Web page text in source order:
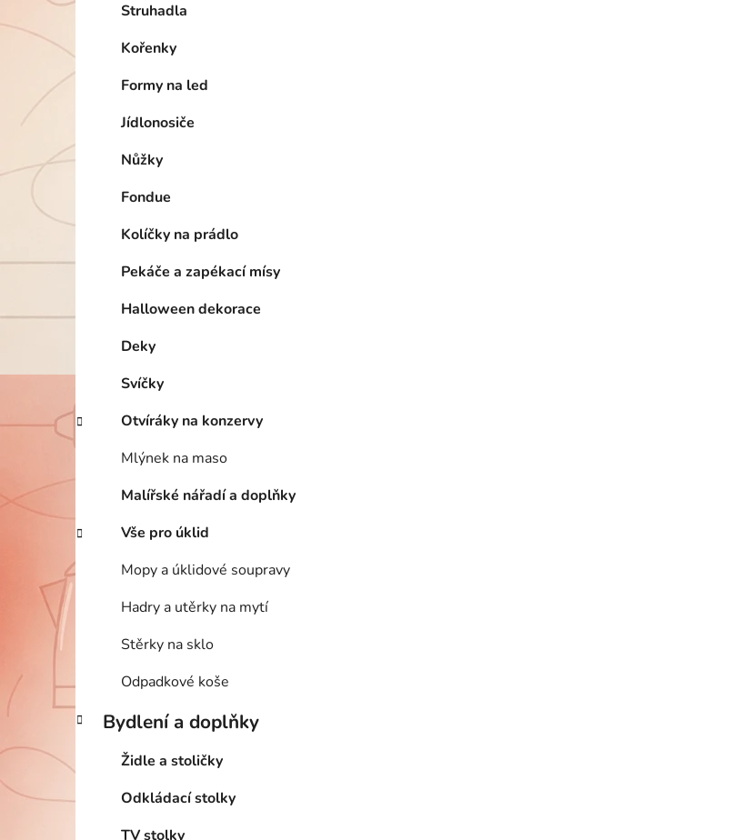
Struhadla
Kořenky
Formy na led
Jídlonosiče
Nůžky
Fondue
Kolíčky na prádlo
Pekáče a zapékací mísy
Halloween dekorace
Deky
Svíčky
Otvíráky na konzervy
Mlýnek na maso
Malířské nářadí a doplňky
Vše pro úklid
Mopy a úklidové soupravy
Hadry a utěrky na mytí
Stěrky na sklo
Odpadkové koše
Bydlení a doplňky
Židle a stoličky
Odkládací stolky
TV stolky